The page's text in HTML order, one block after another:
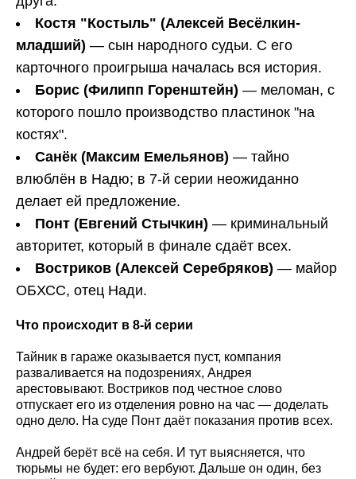
Костя "Костыль" (Алексей Весёлкин-
младший) — сын народного судьи. С его
карточного проигрыша началась вся история.
Борис (Филипп Горенштейн) — меломан, с
которого пошло производство пластинок "на
костях".
Санёк (Максим Емельянов) — тайно
влюблён в Надю; в 7-й серии неожиданно
делает ей предложение.
Понт (Евгений Стычкин) — криминальный
авторитет, который в финале сдаёт всех.
Востриков (Алексей Серебряков) — майор
ОБХСС, отец Нади.
Что происходит в 8-й серии
Тайник в гараже оказывается пуст, компания
разваливается на подозрениях, Андрея
арестовывают. Востриков под честное слово
отпускает его из отделения ровно на час — доделать
одно дело. На суде Понт даёт показания против всех.
Андрей берёт всё на себя. И тут выясняется, что
тюрьмы не будет: его вербуют. Дальше он один, без